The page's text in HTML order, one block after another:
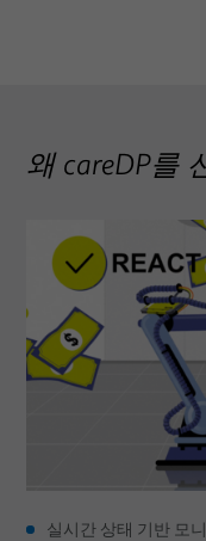
왜 careDP를
실시간 상태 기반 모